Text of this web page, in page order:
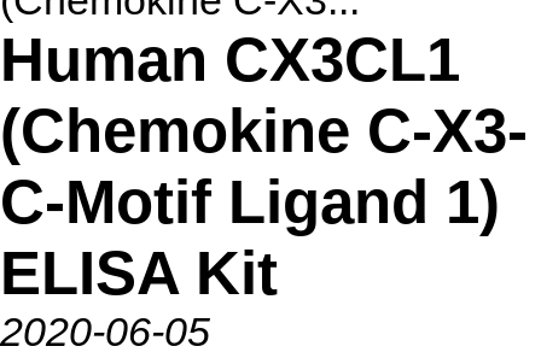
Human CX3CL1
(Chemokine C-X3-
C-Motif Ligand 1)
ELISA Kit
2020-06-05